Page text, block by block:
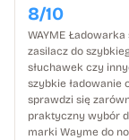
8/10
WAYME
zasilacz do
słuchawek czy
szybkie ładowanie
sprawdzi się
praktyczny wybór
marki Wayme do